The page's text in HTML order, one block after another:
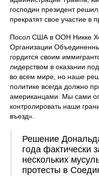
господин президент
прекратят свое участие в
Посол США в ООН Никке
Организации
гордится своим
лидерством в оказании
во всем мире, но наше
политике всегда должно
американцами. Мы сами
контролировать наши
въезд».
Решение
года фактически
нескольких
протесты в